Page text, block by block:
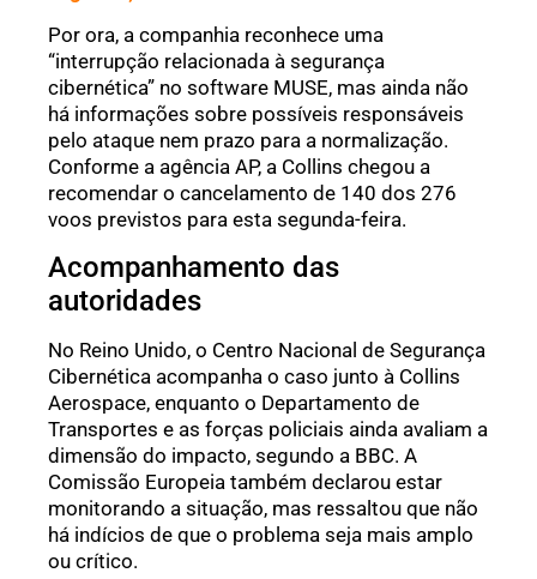
Por ora, a companhia reconhece uma
“interrupção relacionada à segurança
cibernética” no software MUSE, mas ainda não
há informações sobre possíveis responsáveis
pelo ataque nem prazo para a normalização.
Conforme a agência AP, a Collins chegou a
recomendar o cancelamento de 140 dos 276
voos previstos para esta segunda-feira.
Acompanhamento das
autoridades
No Reino Unido, o Centro Nacional de Segurança
Cibernética acompanha o caso junto à Collins
Aerospace, enquanto o Departamento de
Transportes e as forças policiais ainda avaliam a
dimensão do impacto, segundo a BBC. A
Comissão Europeia também declarou estar
monitorando a situação, mas ressaltou que não
há indícios de que o problema seja mais amplo
ou crítico.